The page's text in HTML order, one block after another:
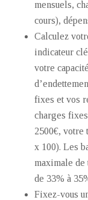
mensuels,
cours),
Calculez
indicateur
votre
fixes et vos
charges
2500€, votre
x 100). Les
maximale de
de 33% à
Fixez-vous